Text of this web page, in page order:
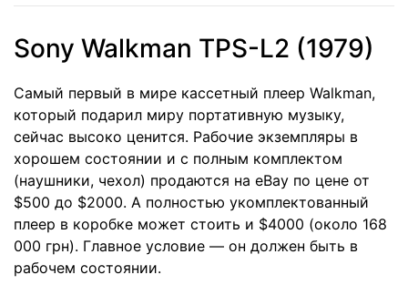
Sony Walkman TPS-L2 (1979)
Самый первый в мире кассетный плеер Walkman,
который подарил миру портативную музыку,
сейчас высоко ценится. Рабочие экземпляры в
хорошем состоянии и с полным комплектом
(наушники, чехол) продаются на eBay по цене от
$500 до $2000. А полностью укомплектованный
плеер в коробке может стоить и $4000 (около 168
000 грн). Главное условие — он должен быть в
рабочем состоянии.